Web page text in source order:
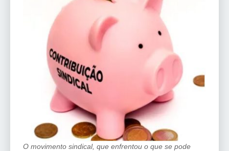
O movimento sindical, que enfrentou o que se pode